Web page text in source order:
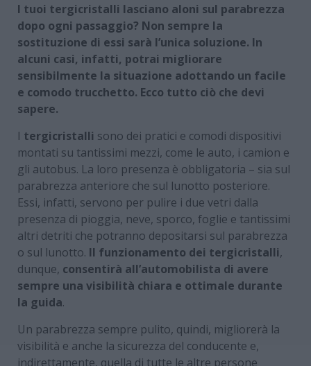
I tuoi tergicristalli lasciano aloni sul parabrezza
dopo ogni passaggio? Non sempre la
sostituzione di essi sarà l’unica soluzione. In
alcuni casi, infatti, potrai migliorare
sensibilmente la situazione adottando un facile
e comodo trucchetto. Ecco tutto ciò che devi
sapere.
I tergicristalli sono dei pratici e comodi dispositivi
montati su tantissimi mezzi, come le auto, i camion e
gli autobus. La loro presenza è obbligatoria – sia sul
parabrezza anteriore che sul lunotto posteriore.
Essi, infatti, servono per pulire i due vetri dalla
presenza di pioggia, neve, sporco, foglie e tantissimi
altri detriti che potranno depositarsi sul parabrezza
o sul lunotto. Il funzionamento dei tergicristalli,
dunque, consentirà all’automobilista di avere
sempre una visibilità chiara e ottimale durante
la guida.
Un parabrezza sempre pulito, quindi, migliorerà la
visibilità e anche la sicurezza del conducente e,
indirettamente, quella di tutte le altre persone